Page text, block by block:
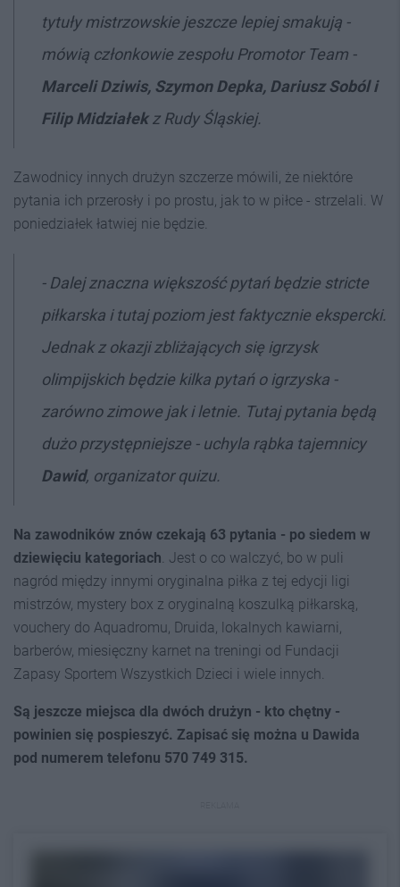
tytuły mistrzowskie jeszcze lepiej smakują -
mówią członkowie zespołu Promotor Team -
Marceli Dziwis, Szymon Depka, Dariusz Soból i
Filip Midziałekz Rudy Śląskiej.
Zawodnicy innych drużyn szczerze mówili, że niektóre
pytania ich przerosły i po prostu, jak to w piłce - strzelali. W
poniedziałek łatwiej nie będzie.
- Dalej znaczna większość pytań będzie stricte
piłkarska i tutaj poziom jest faktycznie ekspercki.
Jednak z okazji zbliżających się igrzysk
olimpijskich będzie kilka pytań o igrzyska -
zarówno zimowe jak i letnie. Tutaj pytania będą
dużo przystępniejsze - uchyla rąbka tajemnicy
Dawid, organizator quizu.
Na zawodników znów czekają 63 pytania - po siedem w
dziewięciu kategoriach. Jest o co walczyć, bo w puli
nagród między innymi oryginalna piłka z tej edycji ligi
mistrzów, mystery box z oryginalną koszulką piłkarską,
vouchery do Aquadromu, Druida, lokalnych kawiarni,
barberów, miesięczny karnet na treningi od Fundacji
Zapasy Sportem Wszystkich Dzieci i wiele innych.
Są jeszcze miejsca dla dwóch drużyn - kto chętny -
powinien się pospieszyć. Zapisać się można u Dawida
pod numerem telefonu 570 749 315.